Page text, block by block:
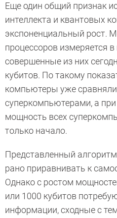
Еще один общий признак
интеллекта и квантовых
экспоненциальный рост.
процессоров измеряется
совершенные из них
кубитов. По такому
компьютеры уже
суперкомпьютерами, а
мощность всех
только начало.
Представленный
рано приравнивать к
Однако с ростом
или 1000 кубитов
информации, сходные с